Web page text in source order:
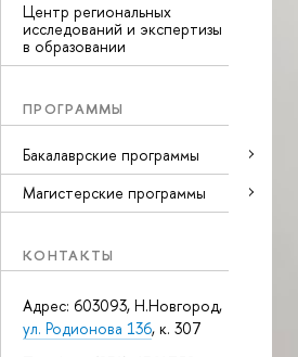
Центр региональных
исследований и экспертизы
в образовании
ПРОГРАММЫ
Бакалаврские программы
Магистерские программы
КОНТАКТЫ
Адрес: 603093, Н.Новгород,
ул. Родионова 136, к. 307